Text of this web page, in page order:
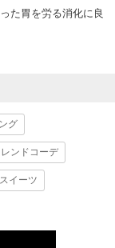
た胃を労る消化に良
グ
レンドコーデ
イーツ